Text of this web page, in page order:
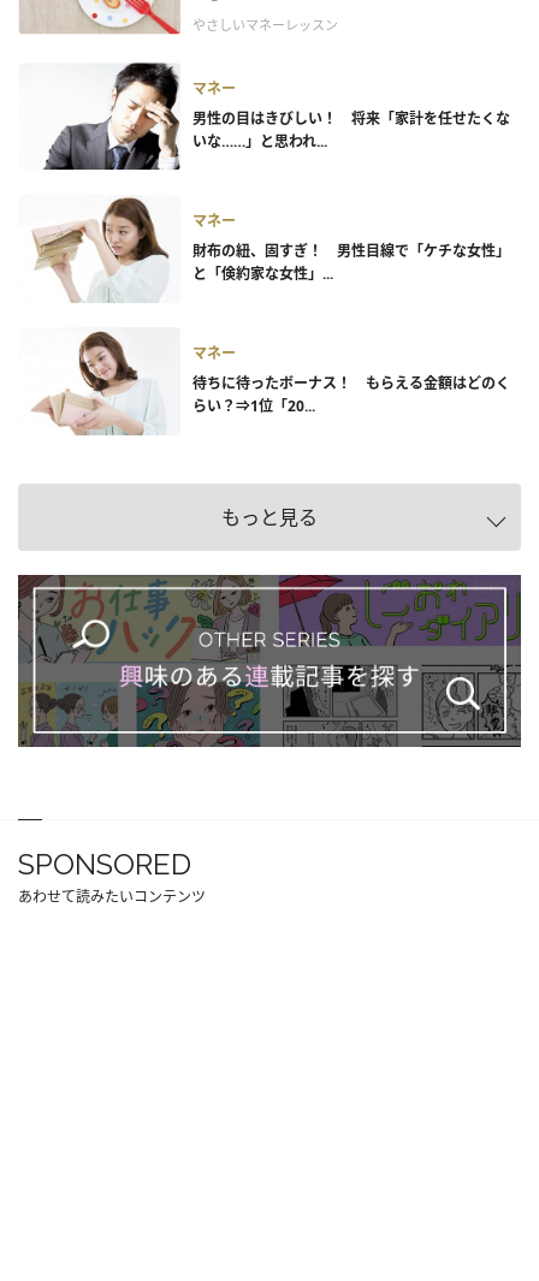
やさしいマネーレッスン
マネー
男性の目はきびしい！ 将来「家計を任せたくな
いな……」と思われ...
マネー
財布の紐、固すぎ！ 男性目線で「ケチな女性」
と「倹約家な女性」...
マネー
待ちに待ったボーナス！ もらえる金額はどのく
らい？⇒1位「20...
もっと見る
SPONSORED
あわせて読みたいコンテンツ